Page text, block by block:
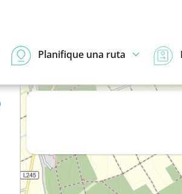
Planifique una ruta